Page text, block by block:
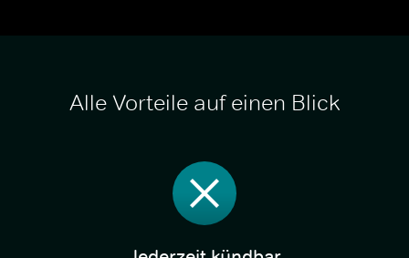
Alle Vorteile auf einen Blick